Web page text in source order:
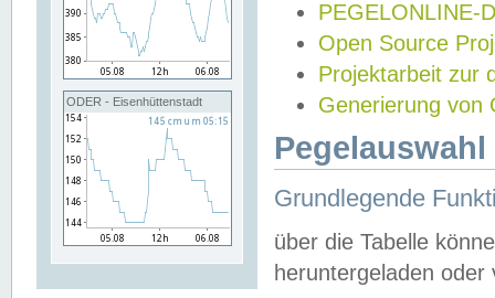
ODER - Eisenhüttenstadt
PEGELONLINE-
Open Source
Projektarbeit zur
Generierung von
Grundlegende
über die Tabelle
heruntergeladen oder